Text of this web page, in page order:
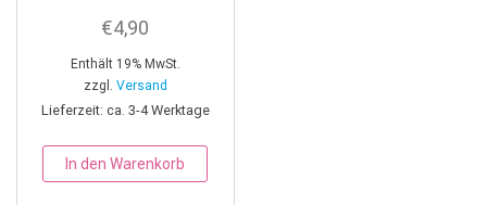
€4,90
Enthält 19% MwSt.
zzgl. Versand
Lieferzeit: ca. 3-4 Werktage
In den Warenkorb